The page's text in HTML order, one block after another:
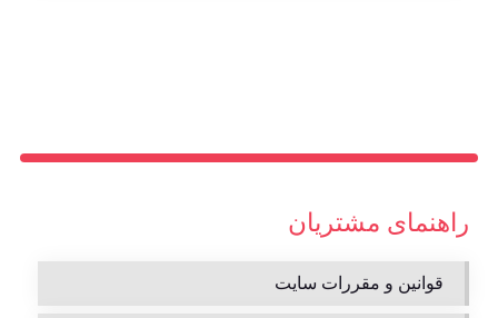
راهنمای مشتریان
قوانین و مقررات سایت